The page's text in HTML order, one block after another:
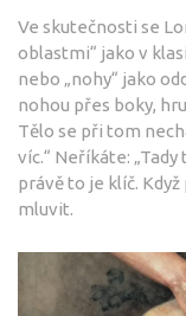
Ve skutečnosti se
oblastmi“ jako v
nebo „nohy“ jako
nohou přes boky,
Tělo se při tom
víc.“ Neříkáte:
právě to je klíč.
mluvit.